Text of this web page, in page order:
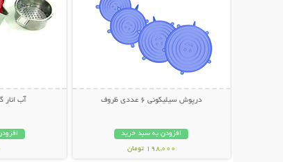
درپوش سیلیکونی 6 عددی ظروف
افزودن به سبد خرید
198,000 تومان
آب